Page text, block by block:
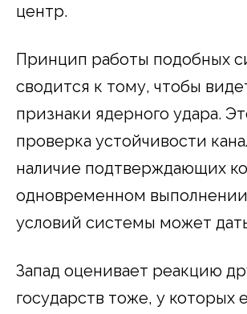
центр.
Принцип работы подобных
сводится к тому, чтобы
признаки ядерного удара.
проверка устойчивости
наличие подтверждающих
одновременном
условий системы может
Запад оценивает реакцию
государств тоже, у которых